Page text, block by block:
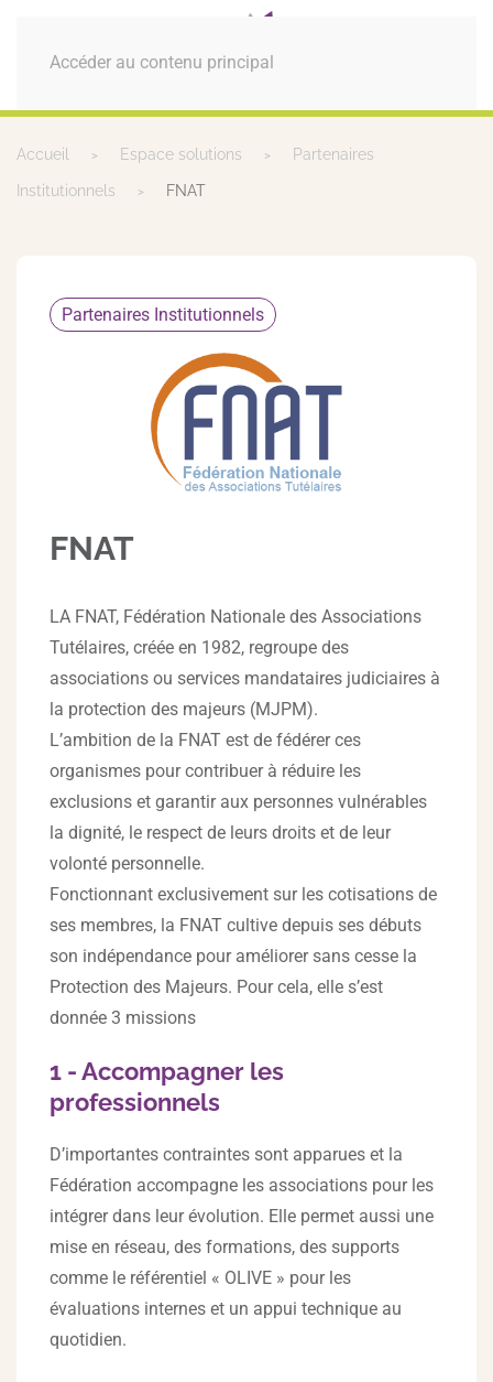
Accéder au contenu principal
MENU
Accueil Espace solutions Partenaires
Institutionnels FNAT
Partenaires Institutionnels
FNAT
LA FNAT, Fédération Nationale des Associations
Tutélaires, créée en 1982, regroupe des
associations ou services mandataires judiciaires à
la protection des majeurs (MJPM).
L’ambition de la FNAT est de fédérer ces
organismes pour contribuer à réduire les
exclusions et garantir aux personnes vulnérables
la dignité, le respect de leurs droits et de leur
volonté personnelle.
Fonctionnant exclusivement sur les cotisations de
ses membres, la FNAT cultive depuis ses débuts
son indépendance pour améliorer sans cesse la
Protection des Majeurs. Pour cela, elle s’est
donnée 3 missions
1 - Accompagner les
professionnels
D’importantes contraintes sont apparues et la
Fédération accompagne les associations pour les
intégrer dans leur évolution. Elle permet aussi une
mise en réseau, des formations, des supports
comme le référentiel « OLIVE » pour les
évaluations internes et un appui technique au
quotidien.